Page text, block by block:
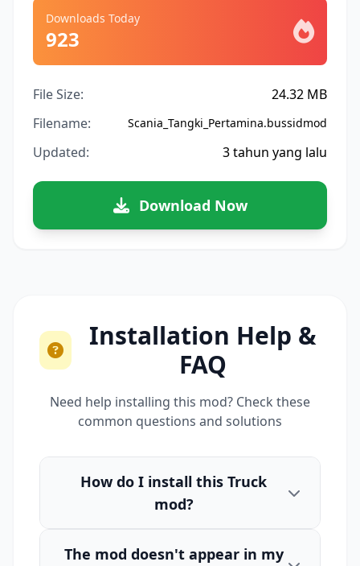
Downloads Today
923
File Size:
24.32 MB
Filename:
Scania_Tangki_Pertamina.bussidmod
Updated: 3 tahun yang lalu
Download Now
Installation Help &
FAQ
Need help installing this mod? Check these
common questions and solutions
How do I install this Truck
mod?
The mod doesn't appear in my